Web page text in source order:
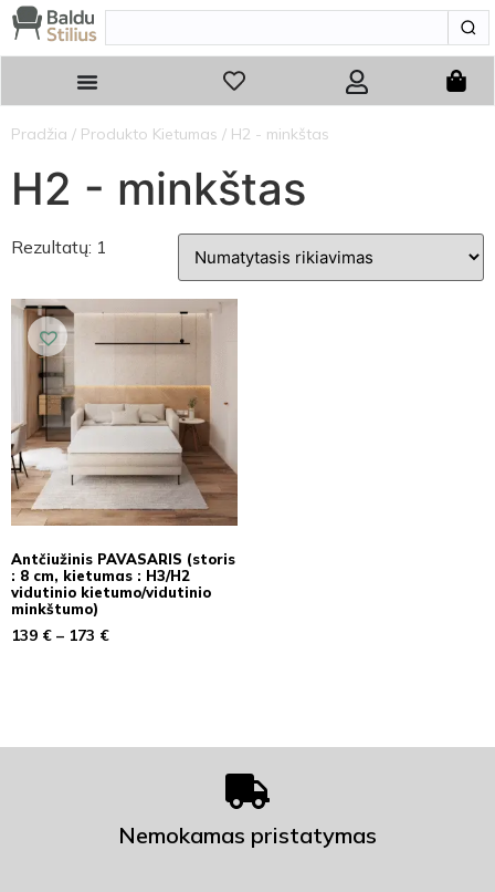
Pradžia / Produkto Kietumas / H2 - minkštas
H2 - minkštas
Rezultatų: 1
Antčiužinis PAVASARIS (storis
: 8 cm, kietumas : H3/H2
vidutinio kietumo/vidutinio
minkštumo)
139 € – 173 €
Nemokamas pristatymas